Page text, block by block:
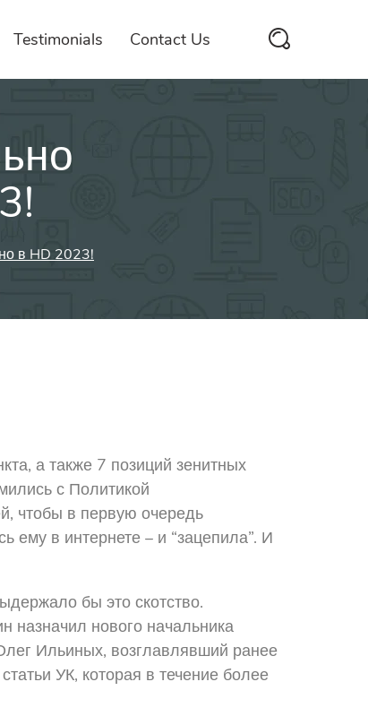
Testimonials Contact Us
в HD 2023!
а также 7 позиций зенитных
с Политикой
чтобы в первую очередь
ему в интернете – и “зацепила”. И
бы это скотство.
назначил нового начальника
Ильиных, возглавлявший ранее
УК, которая в течение более